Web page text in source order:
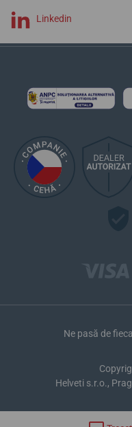
Linkedin
Ne pasă de
Helveti s.r.o.,